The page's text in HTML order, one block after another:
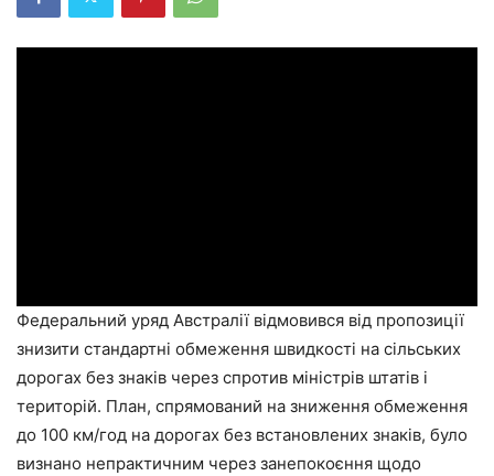
Федеральний уряд Австралії відмовився від пропозиції
знизити стандартні обмеження швидкості на сільських
дорогах без знаків через спротив міністрів штатів і
територій. План, спрямований на зниження обмеження
до 100 км/год на дорогах без встановлених знаків, було
визнано непрактичним через занепокоєння щодо